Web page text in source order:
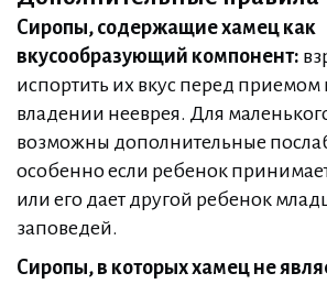
Сиропы, содержащие хамец как
вкусообразующий компонент:
испортить их вкус перед приемом
владении нееврея. Для
возможны дополнительные
особенно если ребенок
или его дает другой ребенок
заповедей.
Сиропы, в которых хамец не